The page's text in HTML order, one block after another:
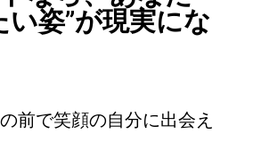
い姿”が現実にな
前で笑顔の自分に出会え